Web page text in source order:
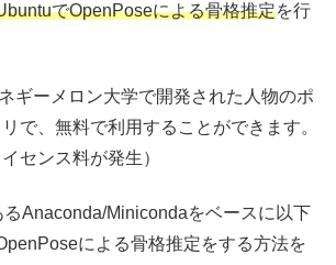
でOpenPoseによる骨格推定を行
ギーメロン大学で開発された人物のポ
で、無料で利用することができます。
センス料が発生）
るAnaconda/Minicondaをベースに以下
による骨格推定をする方法を